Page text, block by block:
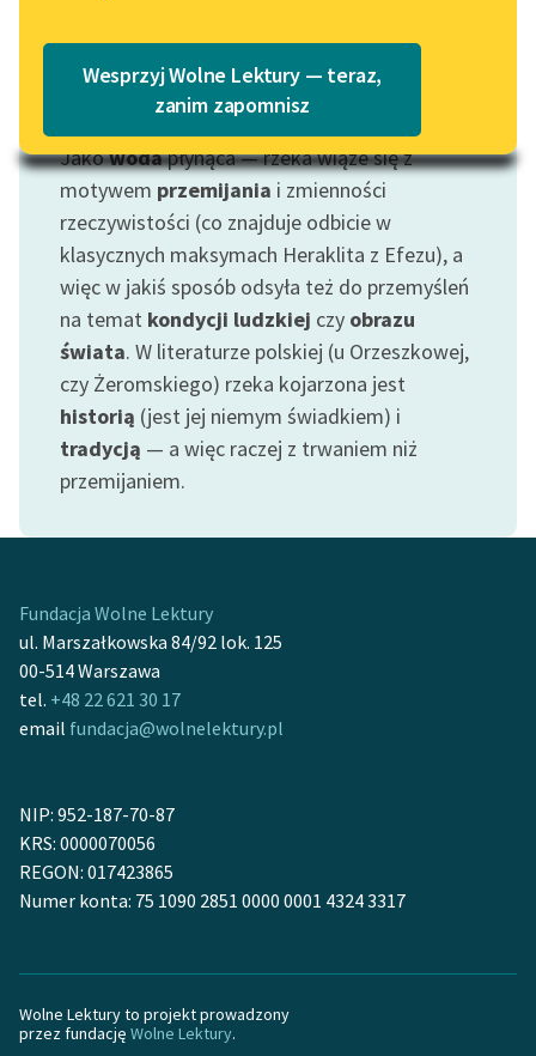
Lektury szkolne i klasyka
literatury do słuchania dla
uczennic i uczniów z
niepełnosprawnościami
E-kolekcja lektur
szkolnych i literatury do
słuchania dla uczennic i
uczniów z
niepełnosprawnościami
Feministyczne inspiracje.
Popularyzacja
skandynawskiej literatury
feministycznej
Ręce pełne poezji
twórców przechodzących
do domeny publicznej,
lektur szkolnych oraz
Starego Testamentu
Odkurzamy bohaterów
Lektur
Katalog w formacie PDF
O nas
O projekcie
Zespół
Wesprzyj Wolne Lektury — teraz,
zanim zapomnisz
Motyw: Rzeka
Jakowodapłynąca — rzeka wiąże się z
motywem przemijania i zmienności
rzeczywistości (co znajduje odbicie w
klasycznych maksymach Heraklita z Efezu), a
więc w jakiś sposób odsyła też do przemyśleń
na temat kondycji ludzkiej czy obrazu
świata. W literaturze polskiej (u Orzeszkowej,
czy Żeromskiego) rzeka kojarzona jest
historią (jest jej niemym świadkiem) i
tradycją — a więc raczej z trwaniem niż
przemijaniem.
Fundacja Wolne Lektury
ul. Marszałkowska 84/92 lok. 125
00-514 Warszawa
tel. +48 22 621 30 17
email fundacja@wolnelektury.pl
NIP: 952-187-70-87
KRS: 0000070056
REGON: 017423865
Numer konta: 75 1090 2851 0000 0001 4324 3317
Wolne Lektury to projekt prowadzony
przez fundację Wolne Lektury.